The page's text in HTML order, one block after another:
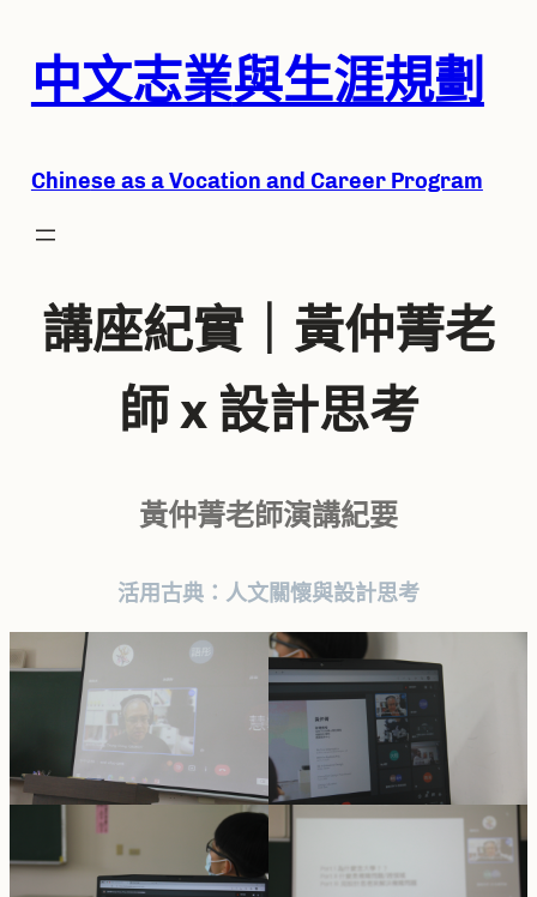
中文志業與生涯規劃
Chinese as a Vocation and Career Program
講座紀實｜黃仲菁老
師 x 設計思考
黃仲菁老師演講紀要
活用古典：人文關懷與設計思考